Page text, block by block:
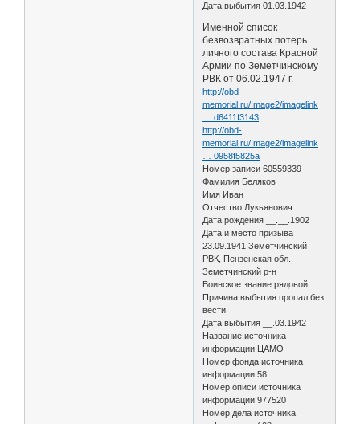
Дата выбытия 01.03.1942
Именной список
безвозвратных потерь
личного состава Красной
Армии по Земетчинскому
РВК от 06.02.1947 г.
http://obd-
memorial.ru/Image2/imagelink
… d6411f3143
http://obd-
memorial.ru/Image2/imagelink
… 0958f5825a
Номер записи 60559339
Фамилия Беляков
Имя Иван
Отчество Лукьянович
Дата рождения __.__.1902
Дата и место призыва
23.09.1941 Земетчинский
РВК, Пензенская обл.,
Земетчинский р-н
Воинское звание рядовой
Причина выбытия пропал без
вести
Дата выбытия __.03.1942
Название источника
информации ЦАМО
Номер фонда источника
информации 58
Номер описи источника
информации 977520
Номер дела источника